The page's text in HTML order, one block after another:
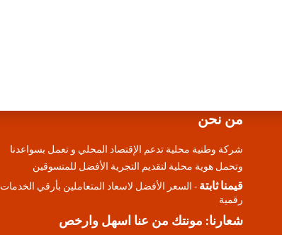
من نحن
شركة وطنية محلية تدعم الإقتصاد المحلي و تعمل بسواعدنا
وتحمل هوية محلية لتقديم التجرية الأفضل للمتسوقين
قيمنا ثابتة - السعر الأفضل لاسعاد المتعاملين بأرقي الخدمات
رقمية
شعارنا: مونتك من عنا اسهل وارخص